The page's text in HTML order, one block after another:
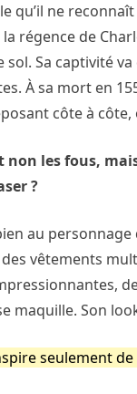
qu’il ne
régence de
sol. Sa captivité
À sa mort en
côte à
les fous,
?
au
vêtements
maquille. Son
seulement